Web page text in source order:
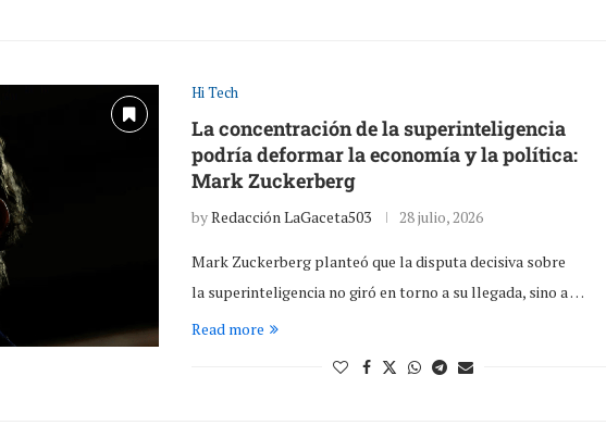
Hi Tech
La concentración de la superinteligencia
podría deformar la economía y la política:
Mark Zuckerberg
byRedacción LaGaceta503 28 julio, 2026
Mark Zuckerberg planteó que la disputa decisiva sobre
la superinteligencia no giró en torno a su llegada, sino a …
Read more